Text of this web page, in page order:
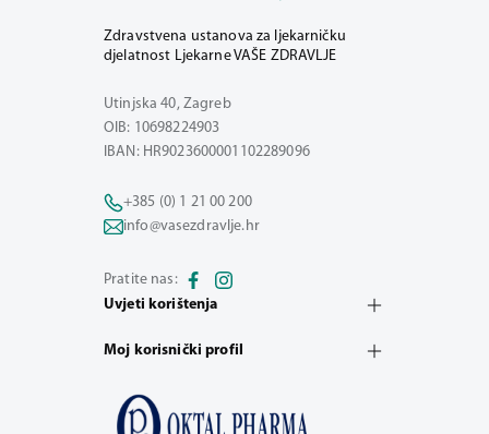
Zdravstvena ustanova za ljekarničku
djelatnost Ljekarne VAŠE ZDRAVLJE
Utinjska 40, Zagreb
OIB: 10698224903
IBAN: HR9023600001102289096
+385 (0) 1 21 00 200
info@vasezdravlje.hr
Pratite nas:
Uvjeti korištenja
Moj korisnički profil